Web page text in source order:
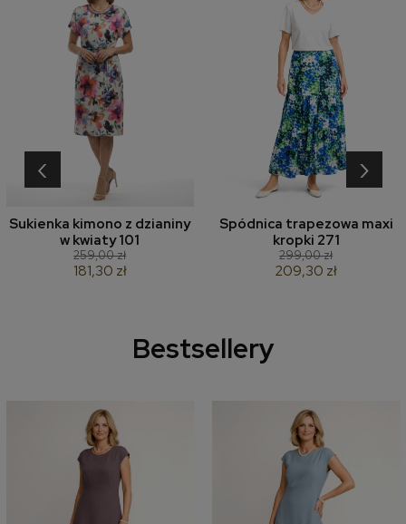
Sukienka kimono z dzianiny
w kwiaty 101
259,00 zł
181,30 zł
Spódnica trapezowa maxi
kropki 271
299,00 zł
209,30 zł
‹ ›
Bestsellery